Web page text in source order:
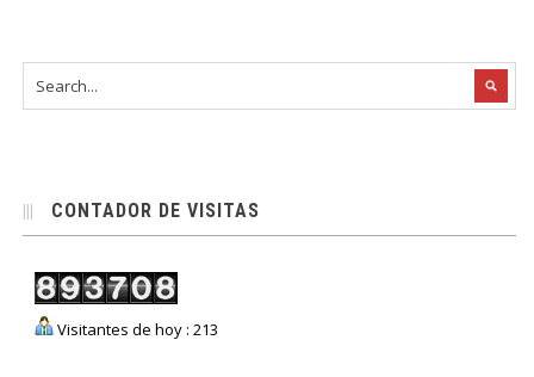
CONTADOR DE VISITAS
Visitantes de hoy : 213